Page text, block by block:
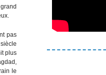
pas
plus
le